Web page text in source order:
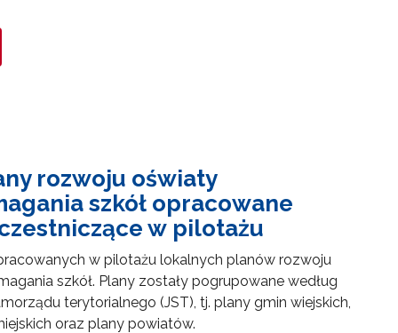
rozwoju oświaty
szkół opracowane
w pilotażu
w pilotażu lokalnych planów rozwoju
szkół. Plany zostały pogrupowane według
terytorialnego (JST), tj. plany gmin wiejskich,
oraz plany powiatów.